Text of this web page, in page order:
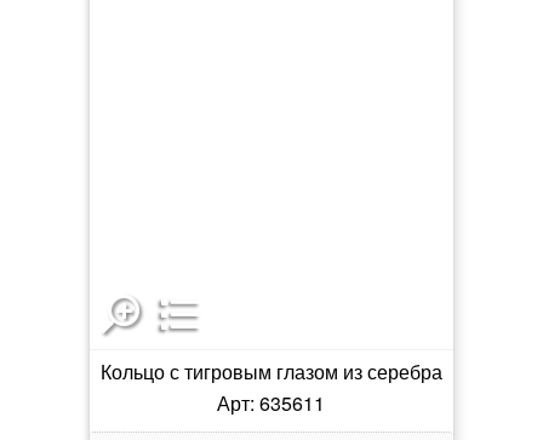
Кольцо с тигровым глазом из серебра
Арт: 635611